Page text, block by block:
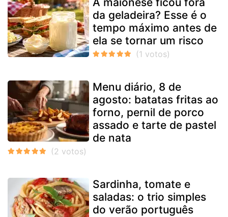
da geladeira? Esse é o
tempo máximo antes de
ela se tornar um risco
Menu diário, 8 de
agosto: batatas fritas ao
forno, pernil de porco
assado e tarte de pastel
de nata
Sardinha, tomate e
saladas: o trio simples
do verão português